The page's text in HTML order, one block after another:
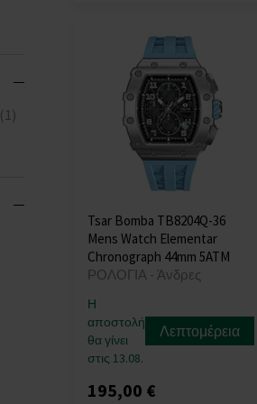
(1)
Tsar Bomba TB8204Q-36
Mens Watch Elementar
Chronograph 44mm 5ATM
ΡΟΛΟΓΙΑ - Άνδρες
Η
αποστολή
θα γίνει
στις 13.08.
Λεπτομέρεια
195,00 €